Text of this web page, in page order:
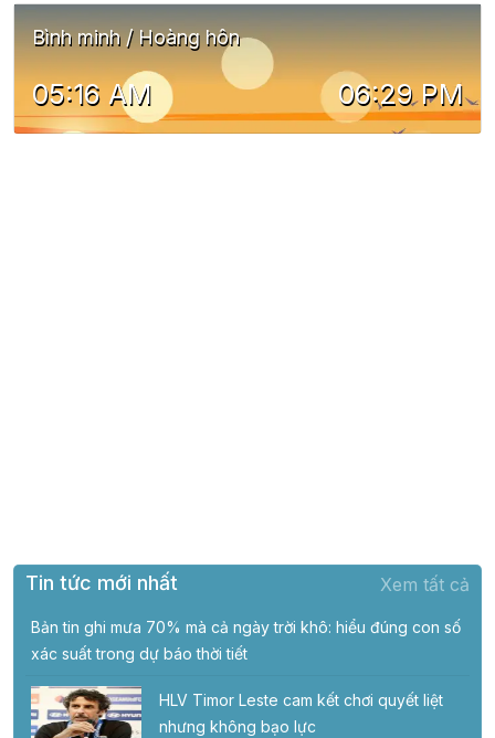
Bình minh / Hoàng hôn
05:16 AM 06:29 PM
Tin tức mới nhất Xem tất cả
Bản tin ghi mưa 70% mà cả ngày trời khô: hiểu đúng con số
xác suất trong dự báo thời tiết
HLV Timor Leste cam kết chơi quyết liệt
nhưng không bạo lực